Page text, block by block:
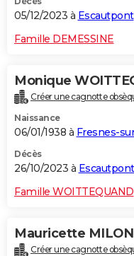
05/12/2023 à Escautpont
Famille DEMESSINE
Monique
Créer une cagnotte
Naissance
06/01/1938 à Fresnes-
Décès
26/10/2023 à Escautpont
Famille WOITTEQUAND
Mauricette MILON
Créer une cagnotte